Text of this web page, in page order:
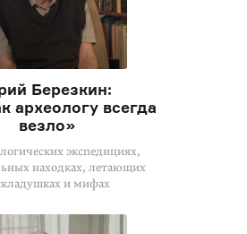
Березкин:
археологу всегда
везло»
экспедициях,
находках, летающих
и мифах